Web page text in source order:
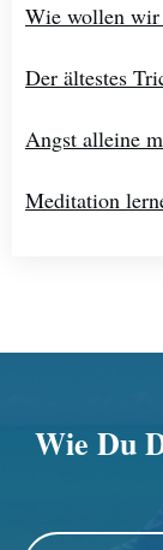
Wie wollen wir
Der ältestes
Angst alleine
Meditation
Wie Du